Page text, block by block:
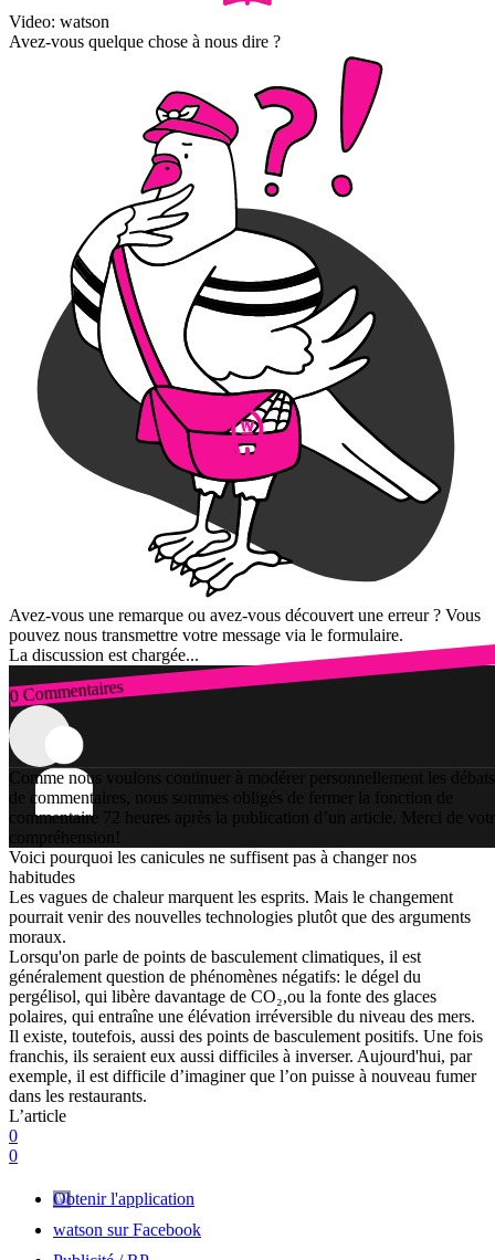
Video: watson
Avez-vous quelque chose à nous dire ?
Avez-vous une remarque ou avez-vous découvert une erreur ? Vous
pouvez nous transmettre votre message via le formulaire.
La discussion est chargée...
0 Commentaires
Connexion
Comme nous voulons continuer à modérer personnellement les débats
de commentaires, nous sommes obligés de fermer la fonction de
commentaire 72 heures après la publication d’un article. Merci de
compréhension!
Voici pourquoi les canicules ne suffisent pas à changer nos
habitudes
Les vagues de chaleur marquent les esprits. Mais le changement
pourrait venir des nouvelles technologies plutôt que des arguments
moraux.
Lorsqu'on parle de points de basculement climatiques, il est
généralement question de phénomènes négatifs: le dégel du
pergélisol, qui libère davantage de CO₂,ou la fonte des glaces
polaires, qui entraîne une élévation irréversible du niveau des mers.
Il existe, toutefois, aussi des points de basculement positifs. Une fois
franchis, ils seraient eux aussi difficiles à inverser. Aujourd'hui, par
exemple, il est difficile d’imaginer que l’on puisse à nouveau fumer
dans les restaurants.
L’article
0
0
Obtenir l'application
watson sur Facebook